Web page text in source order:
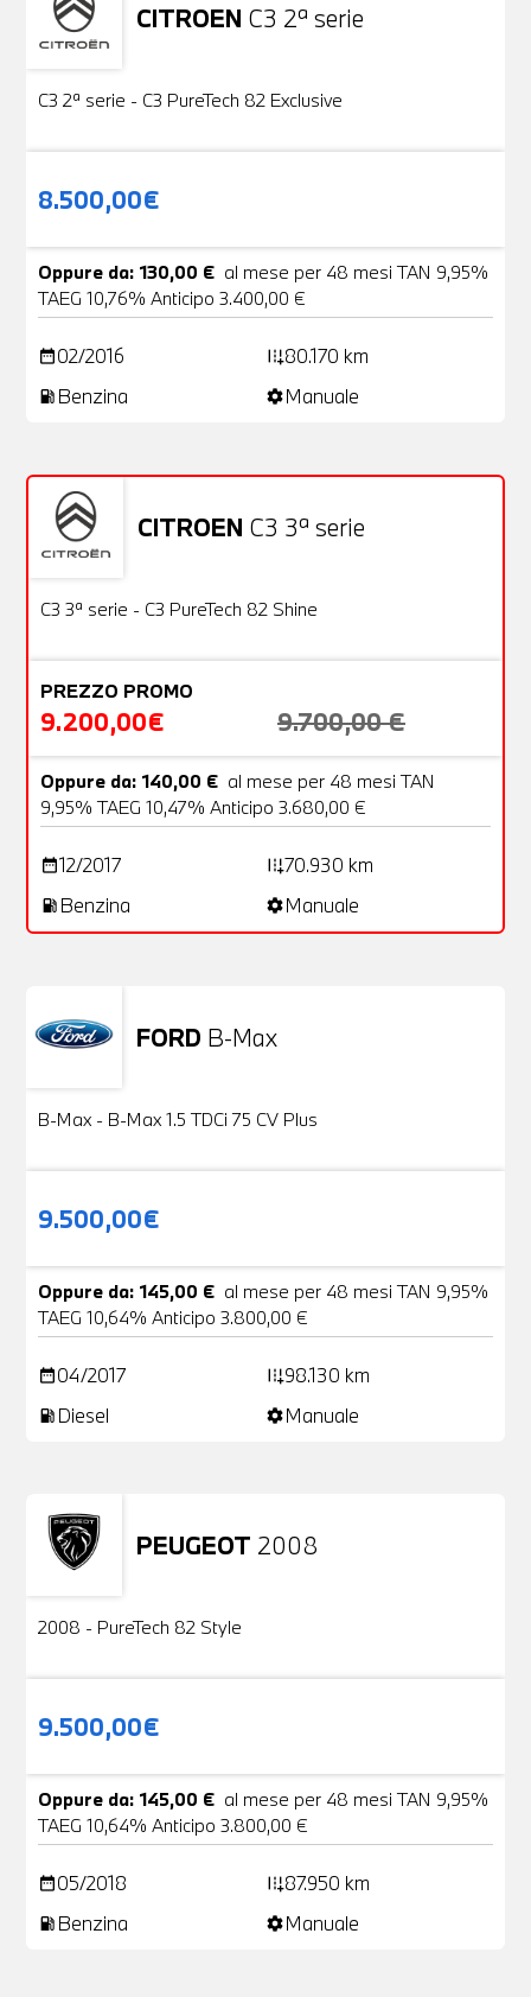
CITROEN C3 2ª serie
Usato
C3 2ª serie - C3 PureTech 82 Exclusive
8.500,00€
Oppure da: 130,00 € al mese per 48 mesi TAN 9,95%
TAEG 10,76% Anticipo 3.400,00 €
date_range02/2016 add_road80.170 km
local_gas_station Benzina settingsManuale
CITROEN C3 3ª serie
OFFERTA
Usato
C3 3ª serie - C3 PureTech 82 Shine
PREZZO PROMO
9.200,00€ 9.700,00 €
Oppure da: 140,00 € al mese per 48 mesi TAN
9,95% TAEG 10,47% Anticipo 3.680,00 €
date_range12/2017 add_road70.930 km
local_gas_station Benzina settingsManuale
FORD B-Max
B-Max - B-Max 1.5 TDCi 75 CV Plus
9.500,00€
Oppure da: 145,00 € al mese per 48 mesi TAN 9,95%
TAEG 10,64% Anticipo 3.800,00 €
date_range04/2017 add_road98.130 km
local_gas_station Diesel settingsManuale
PEUGEOT 2008
Usato
2008 - PureTech 82 Style
9.500,00€
Oppure da: 145,00 € al mese per 48 mesi TAN 9,95%
TAEG 10,64% Anticipo 3.800,00 €
date_range05/2018 add_road87.950 km
local_gas_station Benzina settingsManuale